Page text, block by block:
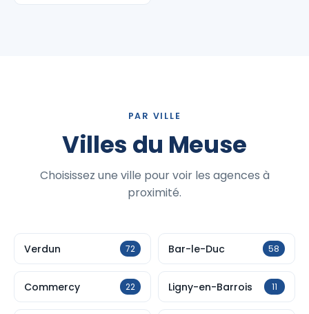
PAR VILLE
Villes du Meuse
Choisissez une ville pour voir les agences à
proximité.
Verdun 72 Bar-le-Duc 58
Commercy 22 Ligny-en-Barrois 11